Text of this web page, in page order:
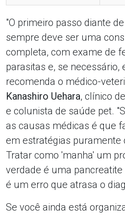
"O primeiro passo diante
sempre deve ser uma
completa, com exame de
parasitas e, se necessário,
recomenda o médico-
Kanashiro Uehara, clínico
e colunista de saúde pet.
as causas médicas é que
em estratégias puramente
Tratar como 'manha' um
verdade é uma
é um erro que atrasa o
Se você ainda está